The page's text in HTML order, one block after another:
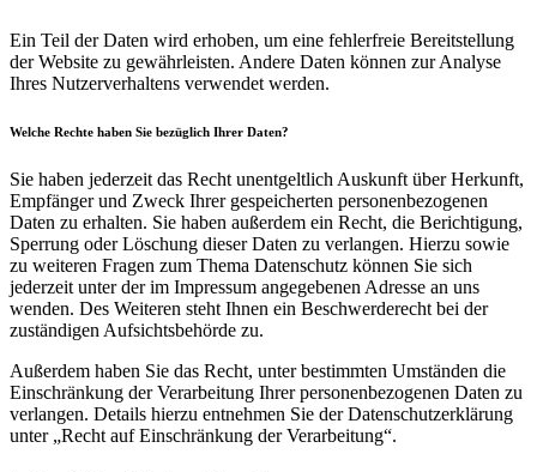
Ein Teil der Daten wird erhoben, um eine fehlerfreie Bereitstellung
der Website zu gewährleisten. Andere Daten können zur Analyse
Ihres Nutzerverhaltens verwendet werden.
Welche Rechte haben Sie bezüglich Ihrer Daten?
Sie haben jederzeit das Recht unentgeltlich Auskunft über Herkunft,
Empfänger und Zweck Ihrer gespeicherten personenbezogenen
Daten zu erhalten. Sie haben außerdem ein Recht, die Berichtigung,
Sperrung oder Löschung dieser Daten zu verlangen. Hierzu sowie
zu weiteren Fragen zum Thema Datenschutz können Sie sich
jederzeit unter der im Impressum angegebenen Adresse an uns
wenden. Des Weiteren steht Ihnen ein Beschwerderecht bei der
zuständigen Aufsichtsbehörde zu.
Außerdem haben Sie das Recht, unter bestimmten Umständen die
Einschränkung der Verarbeitung Ihrer personenbezogenen Daten zu
verlangen. Details hierzu entnehmen Sie der Datenschutzerklärung
unter „Recht auf Einschränkung der Verarbeitung“.